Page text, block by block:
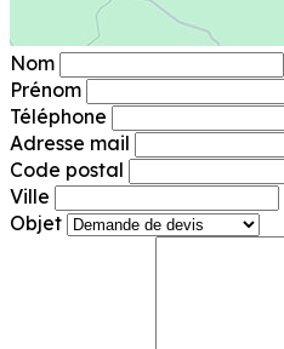
Nom
Prénom
Téléphone
Adresse mail
Code postal
Ville
Objet